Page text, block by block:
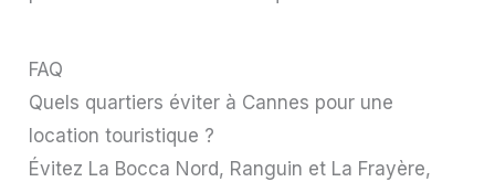
FAQ
Quels quartiers éviter à Cannes pour une
location touristique ?
Évitez La Bocca Nord, Ranguin et La Frayère,